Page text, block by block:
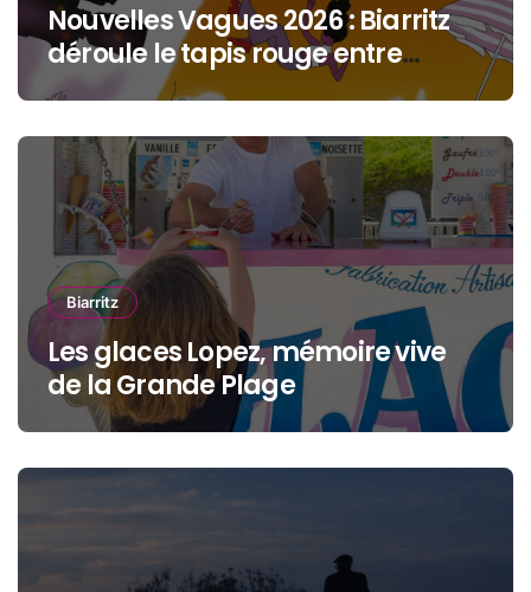
Nouvelles Vagues 2026 : Biarritz
déroule le tapis rouge entre
océan, jeunesse et cinéma
Biarritz
Les glaces Lopez, mémoire vive
de la Grande Plage